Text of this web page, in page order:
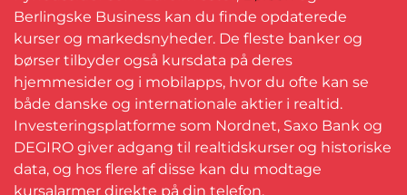
Berlingske Business kan du finde opdaterede
kurser og markedsnyheder. De fleste banker og
børser tilbyder også kursdata på deres
hjemmesider og i mobilapps, hvor du ofte kan se
både danske og internationale aktier i realtid.
Investeringsplatforme som Nordnet, Saxo Bank og
DEGIRO giver adgang til realtidskurser og historiske
data, og hos flere af disse kan du modtage
kursalarmer direkte på din telefon.